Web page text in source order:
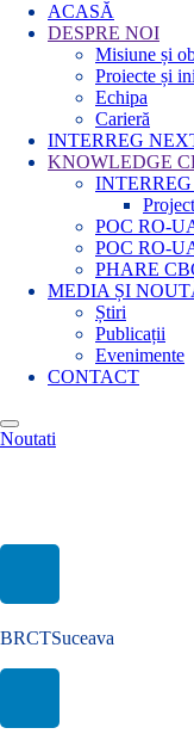
ACASĂ
DESPRE NOI
Misiune și
Proiecte și
Echipa
Carieră
INTERREG
KNOWLEDGE
POC RO-
POC RO-
PHARE
MEDIA ȘI
Știri
Publicații
Evenimente
CONTACT
Noutati
BRCTSuceava